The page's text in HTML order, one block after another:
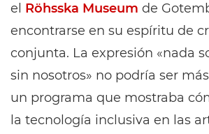
el Röhsska Museum de
encontrarse en su espíritu de
conjunta. La expresión «nada
sin nosotros» no podría ser
un programa que mostraba
la tecnología inclusiva en las